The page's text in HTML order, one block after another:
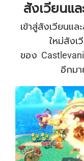
สังเวียนแ
เข้าสู่สังเวียนแ
ใหม่สังเ
ของ
อีกม